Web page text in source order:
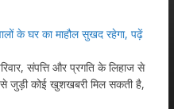
के घर का माहौल सुखद रहेगा, पढ़ें
संपत्ति और प्रगति के लिहाज से
जुड़ी कोई खुशखबरी मिल सकती है,